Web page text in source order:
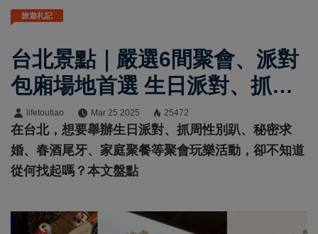
旅遊札記
台北景點｜嚴選6間聚會、派對
包廂場地首選 生日派對、抓周
性別趴、秘密求婚都合適
lifetoutiao Mar 25 2025 25472
在台北，想要舉辦生日派對、抓周性別趴、秘密求
婚、春酒尾牙、家庭聚餐等聚會玩樂活動，卻不知道
從何找起嗎？本文盤點